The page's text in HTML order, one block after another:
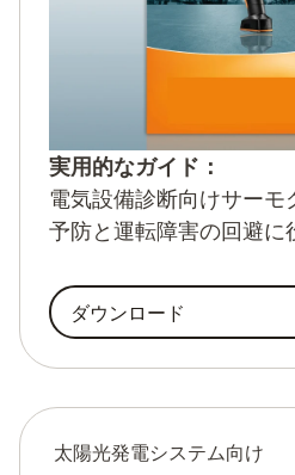
実用的なガイド：
電気設備診断向けサーモ
予防と運転障害の回避に
ダウンロード
太陽光発電システム向け